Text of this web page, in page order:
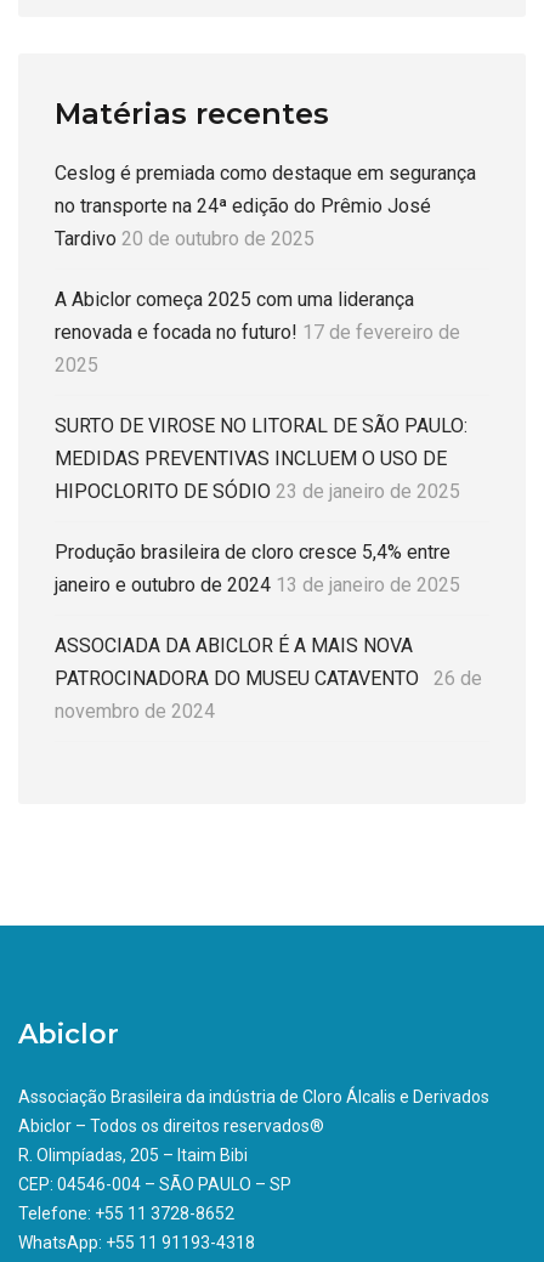
Matérias recentes
Ceslog é premiada como destaque em segurança
no transporte na 24ª edição do Prêmio José
Tardivo 20 de outubro de 2025
A Abiclor começa 2025 com uma liderança
renovada e focada no futuro! 17 de fevereiro de
2025
SURTO DE VIROSE NO LITORAL DE SÃO PAULO:
MEDIDAS PREVENTIVAS INCLUEM O USO DE
HIPOCLORITO DE SÓDIO 23 de janeiro de 2025
Produção brasileira de cloro cresce 5,4% entre
janeiro e outubro de 2024 13 de janeiro de 2025
ASSOCIADA DA ABICLOR É A MAIS NOVA
PATROCINADORA DO MUSEU CATAVENTO
26 de
novembro de 2024
Abiclor
Associação Brasileira da indústria de Cloro Álcalis e Derivados
Abiclor – Todos os direitos reservados®
R. Olimpíadas, 205 – Itaim Bibi
CEP: 04546-004 – SÃO PAULO – SP
Telefone: +55 11 3728-8652
WhatsApp: +55 11 91193-4318